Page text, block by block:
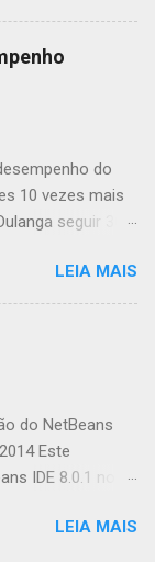
do
10 vezes mais
seguir 30
da
o poder
lo a uma
chamada
gpu.rocks/#/
LEIA MAIS
do NetBeans
Este
IDE 8.0.1 no
operacionais
LEIA MAIS